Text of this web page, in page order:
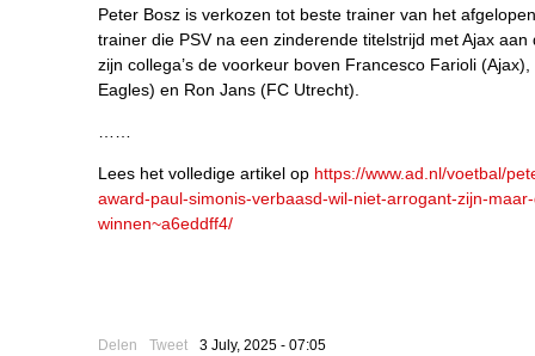
Peter Bosz is verkozen tot beste trainer van het
trainer die PSV na een zinderende titelstrijd met Ajax
zijn collega’s de voorkeur boven Francesco Farioli
Eagles) en Ron Jans (FC Utrecht).
Lees het volledige artikel op https://www.ad.nl/voetbal/
award-paul-simonis-verbaasd-wil-niet-arrogant-zijn-
winnen~a6eddff4/
Delen Tweet 3 July, 2025 - 07:05